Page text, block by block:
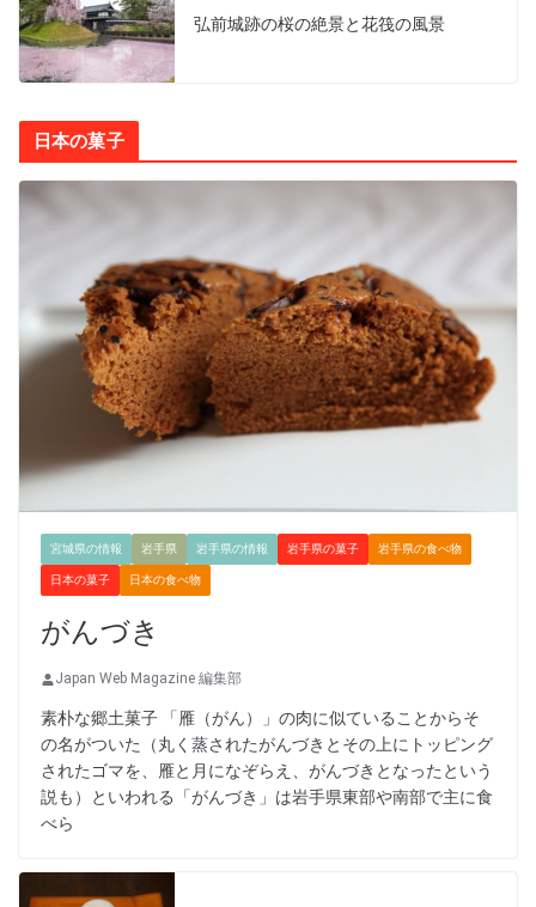
弘前城跡の桜の絶景と花筏の風景
日本の菓子
宮城県の情報 岩手県 岩手県の情報 岩手県の菓子 岩手県の食べ物
日本の菓子 日本の食べ物
がんづき
Japan Web Magazine 編集部
素朴な郷土菓子 「雁（がん）」の肉に似ていることからそ
の名がついた（丸く蒸されたがんづきとその上にトッピング
されたゴマを、雁と月になぞらえ、がんづきとなったという
説も）といわれる「がんづき」は岩手県東部や南部で主に食
べら